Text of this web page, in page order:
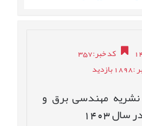
کد خبر:
357
:1898 بازدید
مهندسی برق و
1403